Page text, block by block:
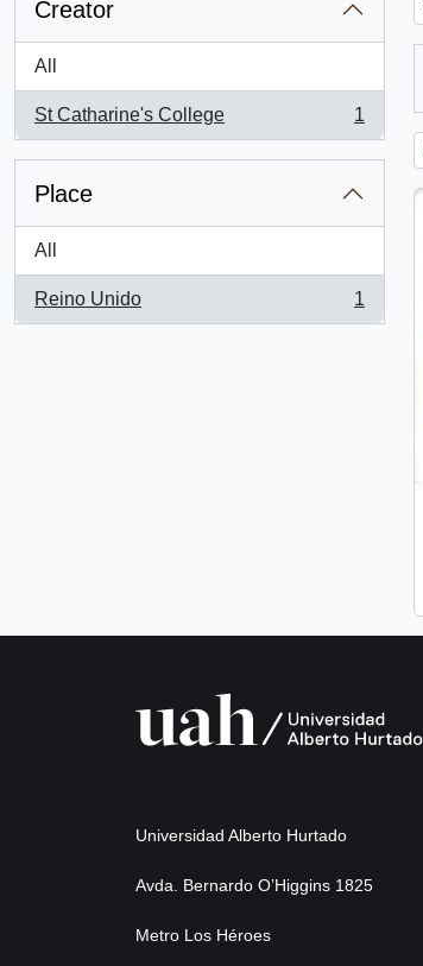
Creator
All
St Catharine's College
, 1 results
1
Place
All
Reino Unido
, 1 results
1
Universidad Alberto Hurtado
Avda. Bernardo O’Higgins 1825
Metro Los Héroes